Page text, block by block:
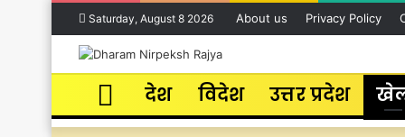
Saturday, August 8 2026 About us Privacy Policy
Home
देश विदेश उत्तर प्रदेश